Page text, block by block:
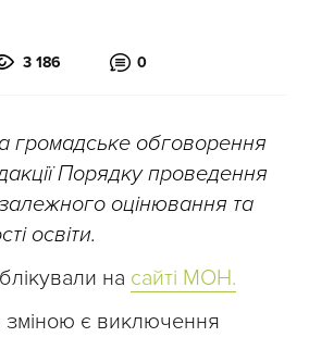
3 186 0
обговорення
Порядку проведення
оцінювання та
освіти.
на сайті МОН.
є виключення